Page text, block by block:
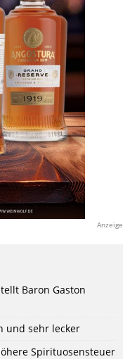
Anzeige
Baron Gaston
und sehr lecker
Spirituosensteuer